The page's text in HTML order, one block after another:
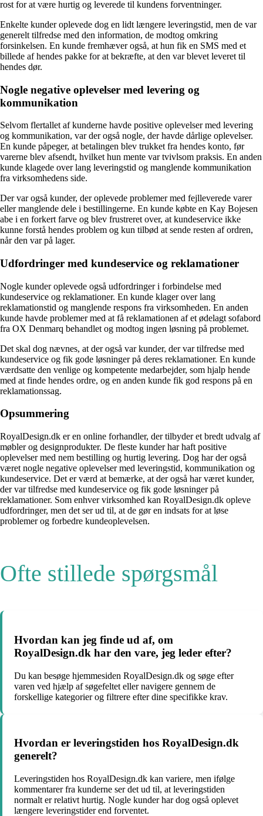
rost for at være hurtig og leverede til kundens forventninger.
Enkelte kunder oplevede dog en lidt længere leveringstid, men de var
generelt tilfredse med den information, de modtog omkring
forsinkelsen. En kunde fremhæver også, at hun fik en SMS med et
billede af hendes pakke for at bekræfte, at den var blevet leveret til
hendes dør.
Nogle negative oplevelser med levering og
kommunikation
Selvom flertallet af kunderne havde positive oplevelser med levering
og kommunikation, var der også nogle, der havde dårlige oplevelser.
En kunde påpeger, at betalingen blev trukket fra hendes konto, før
varerne blev afsendt, hvilket hun mente var tvivlsom praksis. En anden
kunde klagede over lang leveringstid og manglende kommunikation
fra virksomhedens side.
Der var også kunder, der oplevede problemer med fejlleverede varer
eller manglende dele i bestillingerne. En kunde købte en Kay Bojesen
abe i en forkert farve og blev frustreret over, at kundeservice ikke
kunne forstå hendes problem og kun tilbød at sende resten af ordren,
når den var på lager.
Udfordringer med kundeservice og reklamationer
Nogle kunder oplevede også udfordringer i forbindelse med
kundeservice og reklamationer. En kunde klager over lang
reklamationstid og manglende respons fra virksomheden. En anden
kunde havde problemer med at få reklamationen af et ødelagt sofabord
fra OX Denmarq behandlet og modtog ingen løsning på problemet.
Det skal dog nævnes, at der også var kunder, der var tilfredse med
kundeservice og fik gode løsninger på deres reklamationer. En kunde
værdsatte den venlige og kompetente medarbejder, som hjalp hende
med at finde hendes ordre, og en anden kunde fik god respons på en
reklamationssag.
Opsummering
RoyalDesign.dk er en online forhandler, der tilbyder et bredt udvalg af
møbler og designprodukter. De fleste kunder har haft positive
oplevelser med nem bestilling og hurtig levering. Dog har der også
været nogle negative oplevelser med leveringstid, kommunikation og
kundeservice. Det er værd at bemærke, at der også har været kunder,
der var tilfredse med kundeservice og fik gode løsninger på
reklamationer. Som enhver virksomhed kan RoyalDesign.dk opleve
udfordringer, men det ser ud til, at de gør en indsats for at løse
problemer og forbedre kundeoplevelsen.
Ofte stillede spørgsmål
Hvordan kan jeg finde ud af, om
RoyalDesign.dk har den vare, jeg leder efter?
Du kan besøge hjemmesiden RoyalDesign.dk og søge efter
varen ved hjælp af søgefeltet eller navigere gennem de
forskellige kategorier og filtrere efter dine specifikke krav.
Hvordan er leveringstiden hos RoyalDesign.dk
generelt?
Leveringstiden hos RoyalDesign.dk kan variere, men ifølge
kommentarer fra kunderne ser det ud til, at leveringstiden
normalt er relativt hurtig. Nogle kunder har dog også oplevet
længere leveringstider end forventet.